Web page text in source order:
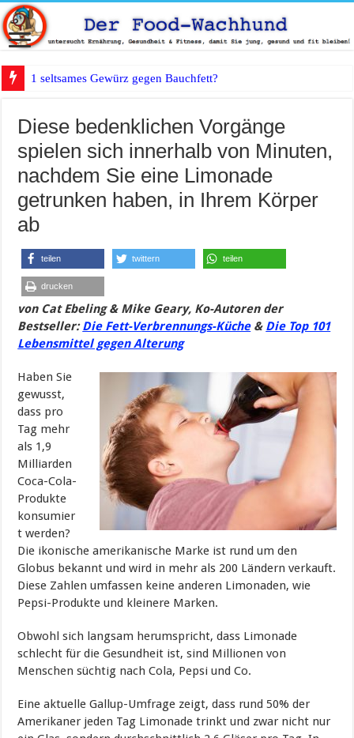
1 seltsames Gewürz gegen Bauchfett?
Diese bedenklichen Vorgänge
spielen sich innerhalb von Minuten,
nachdem Sie eine Limonade
getrunken haben, in Ihrem Körper
ab
teilen twittern teilen
drucken
von Cat Ebeling & Mike Geary, Ko-Autoren der
Bestseller:Die Fett-Verbrennungs-Küche& Die Top 101
Lebensmittel gegen Alterung
Haben Sie
gewusst,
dass pro
Tag mehr
als 1,9
Milliarden
Coca-Cola-
Produkte
konsumier
t werden?
Die ikonische amerikanische Marke ist rund um den
Globus bekannt und wird in mehr als 200 Ländern verkauft.
Diese Zahlen umfassen keine anderen Limonaden, wie
Pepsi-Produkte und kleinere Marken.
Obwohl sich langsam herumspricht, dass Limonade
schlecht für die Gesundheit ist, sind Millionen von
Menschen süchtig nach Cola, Pepsi und Co.
Eine aktuelle Gallup-Umfrage zeigt, dass rund 50% der
Amerikaner jeden Tag Limonade trinkt und zwar nicht nur